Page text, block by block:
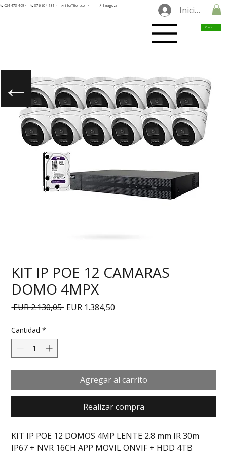
📞 624 473 469 · 📞 876 654 731 · ✉️ info@tilorn.com · 📍 Zaragoza Iniciar
Contacto
KIT IP POE 12 CAMARAS
DOMO 4MPX
EUR 2.130,05 Precio
EUR 1.384,50
Cantidad *
Agregar al carrito
Realizar compra
KIT IP POE 12 DOMOS 4MP LENTE 2.8 mm IR 30m
IP67 + NVR 16CH APP MOVIL ONVIF + HDD 4TB
←